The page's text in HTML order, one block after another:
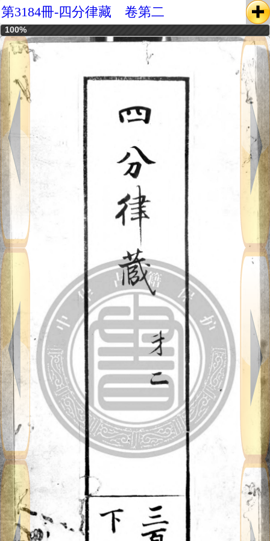
第3184冊-四分律藏 卷第二
100%